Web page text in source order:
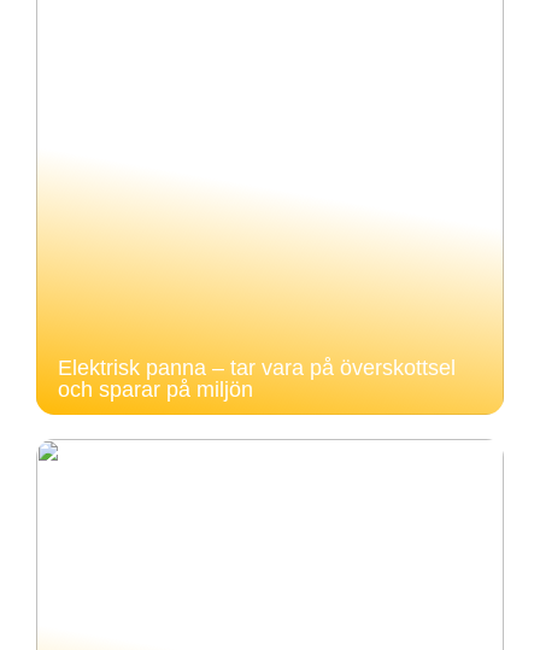
Elektrisk panna – tar vara på överskottsel
och sparar på miljön